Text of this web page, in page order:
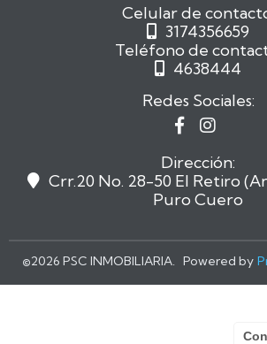
Celular de

3174356659
Teléfono de

4638444
Redes Sociales:
 
Dirección:
 Crr.20 No. 28-50 El Retiro
Puro Cuero
©2026 PSC INMOBILIARIA. Powered by